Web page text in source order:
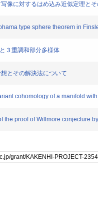
像に対するはめ込み近似定理とそ
type sphere theorem in
３重調和部分多様体
とその解決法について
cohomology of a manifold
the proof of Willmore conjecture